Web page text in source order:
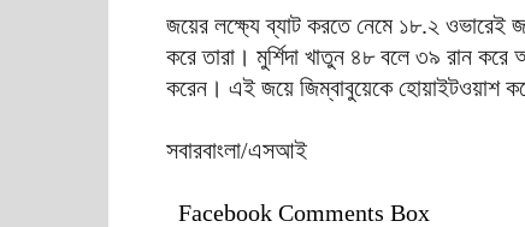
জয়ের লক্ষ্যে ব্যাট করতে নেমে ১৮.২ ওভারেই
করে তারা। মুর্শিদা খাতুন ৪৮ বলে ৩৯ রান
করেন। এই জয়ে জিম্বাবুয়েকে হোয়াইটওয়াশ
সবারবাংলা/এসআই
Facebook Comments Box